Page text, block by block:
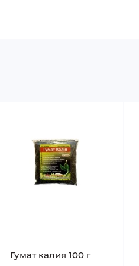
и насадками по
Гумат калия 100 г